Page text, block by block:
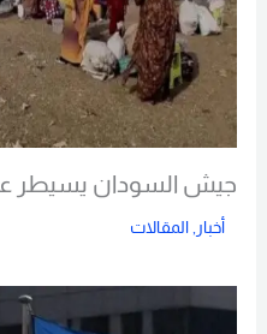
جيش السودان يسيطر
أخبار المقالات